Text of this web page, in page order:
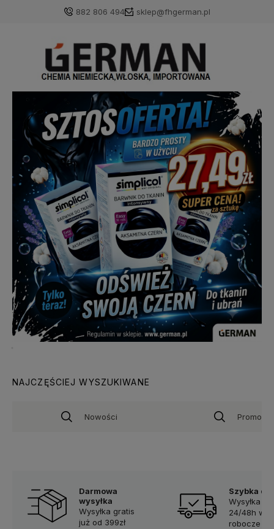
882 806 494 sklep@fhgerman.pl
NAJCZĘŚCIEJ WYSZUKIWANE
Nowości Promocje
Darmowa
wysyłka
Wysyłka gratis
już od 399zł
Szybka
Wysyłka w
24/48h w
robocze